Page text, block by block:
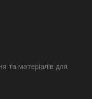
та матеріалів для